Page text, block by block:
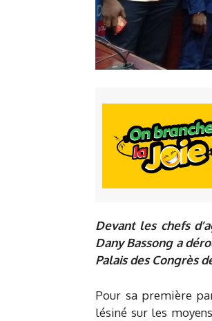
Devant les chefs
Dany Bassong a
Palais des Congrès
Pour sa première
lésiné sur les